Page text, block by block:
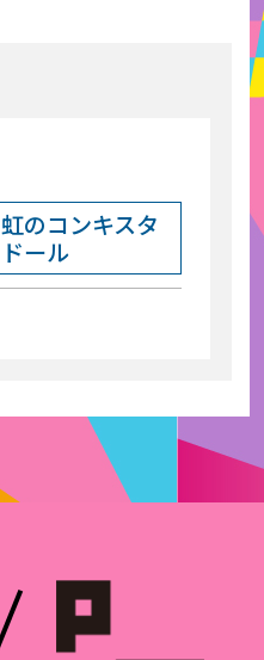
虹のコンキスタ
ドール